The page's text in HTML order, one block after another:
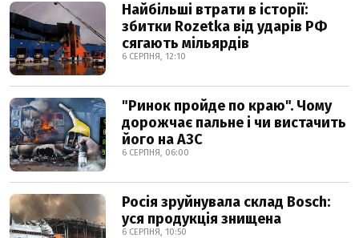
Найбільші втрати в історії:
збитки Rozetka від ударів РФ
сягають мільярдів
6 СЕРПНЯ, 12:10
"Ринок пройде по краю". Чому
дорожчає пальне і чи вистачить
його на АЗС
6 СЕРПНЯ, 06:00
Росія зруйнувала склад Bosch:
уся продукція знищена
6 СЕРПНЯ, 10:50